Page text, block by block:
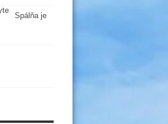
Spálňa je